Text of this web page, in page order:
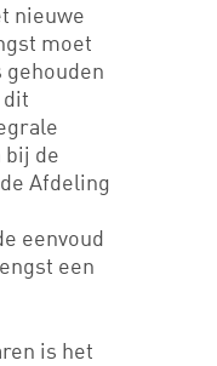
nieuwe
moet
dit
bij de
Afdeling
eenvoud
een
is het